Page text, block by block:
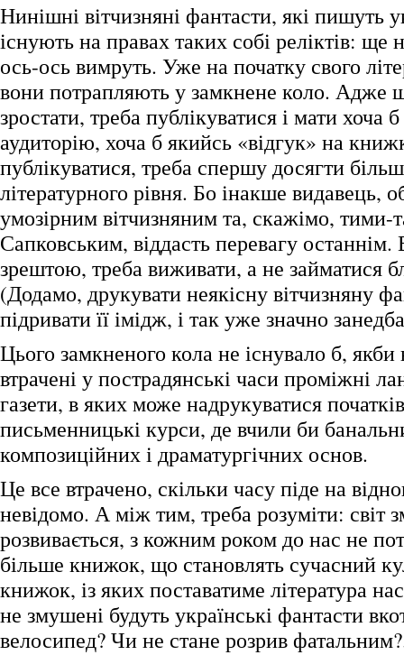
Нинішні вітчизняні фантасти, які пишуть
існують на правах таких собі реліктів: ще
ось-ось вимруть. Уже на початку свого
вони потрапляють у замкнене коло. Адже
зростати, треба публікуватися і мати хоча
аудиторію, хоча б якийсь «відгук» на
публікуватися, треба спершу досягти
літературного рівня. Бо інакше видавець,
умозірним вітчизняним та, скажімо, тими-
Сапковським, віддасть перевагу останнім.
зрештою, треба виживати, а не займатися
(Додамо, друкувати неякісну вітчизняну
підривати її імідж, і так уже значно
Цього замкненого кола не існувало б,
втрачені у пострадянські часи проміжні
газети, в яких може надрукуватися
письменницькі курси, де вчили би
композиційних і драматургічних основ.
Це все втрачено, скільки часу піде на
невідомо. А між тим, треба розуміти: світ
розвивається, з кожним роком до нас не
більше книжок, що становлять сучасний
книжок, із яких поставатиме література
не змушені будуть українські фантасти
велосипед? Чи не стане розрив